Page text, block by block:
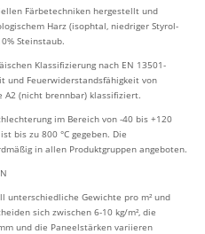
Färbetechniken hergestellt und
Harz (isophtal, niedriger Styrol-
Steinstaub.
Klassifizierung nach EN 13501-
und Feuerwiderstandsfähigkeit von
A2 (nicht brennbar) klassifiziert.
im Bereich von -40 bis +120
bis zu 800 °C gegeben. Die
in allen Produktgruppen angeboten.
unterschiedliche Gewichte pro m² und
sich zwischen 6-10 kg/m², die
und die Paneelstärken variieren